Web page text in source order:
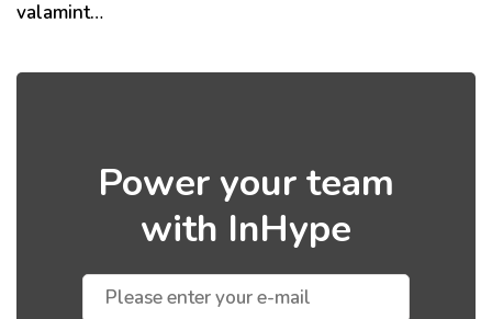
valamint…
Power your team
with InHype